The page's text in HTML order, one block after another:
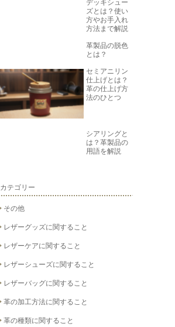
デッキシュー
ズとは？使い
方やお手入れ
方法まで解説
革製品の脱色
とは？
セミアニリン
仕上げとは？
革の仕上げ方
法のひとつ
シアリングと
は？革製品の
用語を解説
カテゴリー
その他
レザーグッズに関すること
レザーケアに関すること
レザーシューズに関すること
レザーバッグに関すること
革の加工方法に関すること
革の種類に関すること